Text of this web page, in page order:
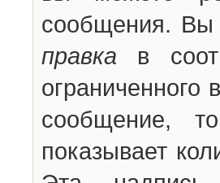
сообщения. Вы
правка в
ограниченного
сообщение,
показывает